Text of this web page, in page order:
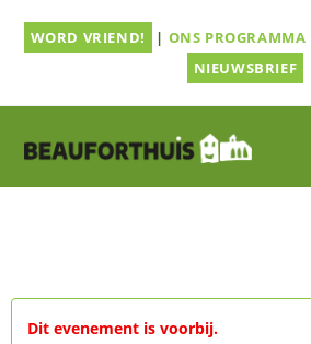
naarWORD VRIEND! | ONS PROGRAMMA
NIEUWSBRIEF
Dit evenement is voorbij.